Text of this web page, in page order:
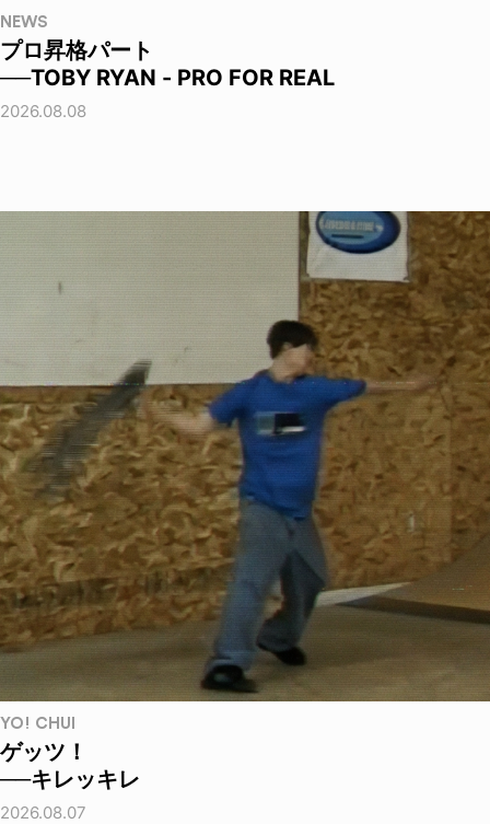
NEWS
プロ昇格パート
──TOBY RYAN - PRO FOR REAL
2026.08.08
YO! CHUI
ゲッツ！
──キレッキレ
2026.08.07